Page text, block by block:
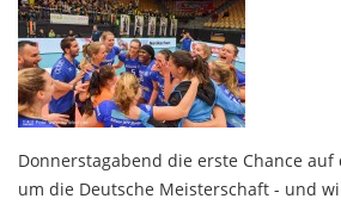
Donnerstagabend die erste Chance auf
um die Deutsche Meisterschaft - und